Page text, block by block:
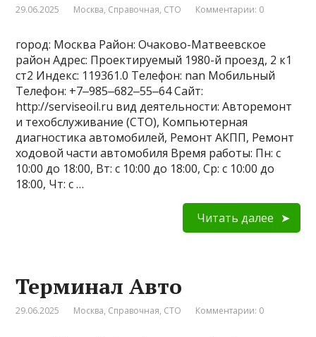
29.06.2025 Москва, Справочная, СТО Комментарии: 0
город: Москва Район: Очаково-Матвеевское
район Адрес: Проектируемый 1980-й проезд, 2 к1
ст2 Индекс: 119361.0 Телефон: nan Мобильный
Телефон: +7‒985‒682‒55‒64 Сайт:
http://serviseoil.ru вид деятельности: Авторемонт
и техобслуживание (СТО), Компьютерная
диагностика автомобилей, Ремонт АКПП, Ремонт
ходовой части автомобиля Время работы: Пн: с
10:00 до 18:00, Вт: с 10:00 до 18:00, Ср: с 10:00 до
18:00, Чт: с …
Читать далее
Терминал Авто
29.06.2025 Москва, Справочная, СТО Комментарии: 0